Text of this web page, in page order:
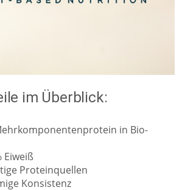
im Überblick:
in Bio-
Eiweiß
Proteinquellen
Konsistenz